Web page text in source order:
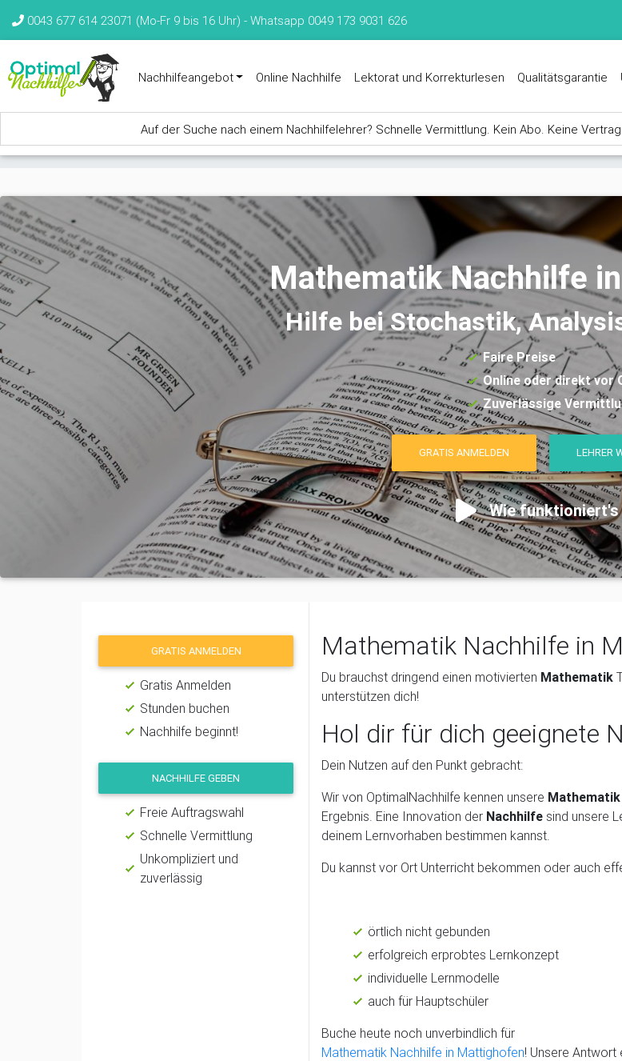
0043 677 614 23071 (Mo-Fr 9 bis 16 Uhr) - Whatsapp 0049 173 9031 626
Nachhilfeangebot Online Nachhilfe Lektorat und Korrekturlesen Qualitätsgarantie
Auf der Suche nach einem Nachhilfelehrer? Schnelle Vermittlung. Kein Abo. Keine
Mathematik Nachhilfe
Hilfe bei Stochastik,
Faire Preise
Online oder direkt vor
Zuverlässige
GRATIS ANMELDEN LEHRER
Wie funktioniert's
GRATIS ANMELDEN
Gratis Anmelden
Stunden buchen
Nachhilfe beginnt!
NACHHILFE GEBEN
Freie Auftragswahl
Schnelle Vermittlung
Unkompliziert und
zuverlässig
Mathematik Nachhilfe in
Du brauchst dringend einen motivierten Mathematik
unterstützen dich!
Hol dir für dich geeignete
Dein Nutzen auf den Punkt gebracht:
Wir von OptimalNachhilfe kennen unsere Mathematik
Ergebnis. Eine Innovation der Nachhilfe sind unsere
deinem Lernvorhaben bestimmen kannst.
Du kannst vor Ort Unterricht bekommen oder auch
örtlich nicht gebunden
erfolgreich erprobtes Lernkonzept
individuelle Lernmodelle
auch für Hauptschüler
Buche heute noch unverbindlich für
Mathematik Nachhilfe in Mattighofen! Unsere Antwort